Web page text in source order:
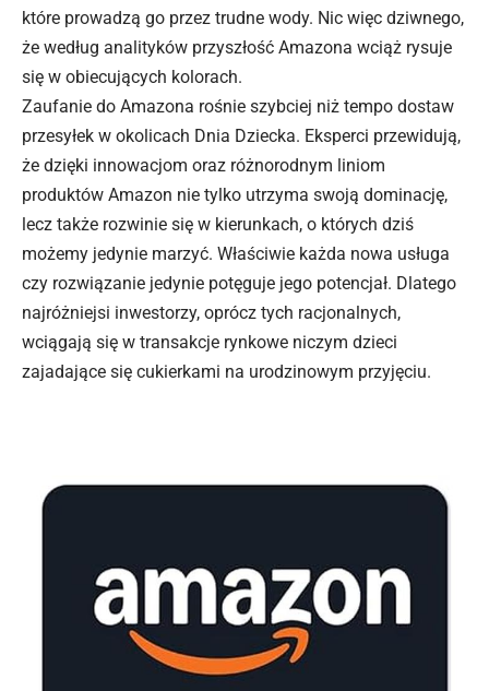
które prowadzą go przez trudne wody. Nic więc dziwnego,
że według analityków przyszłość Amazona wciąż rysuje
się w obiecujących kolorach.
Zaufanie do Amazona rośnie szybciej niż tempo dostaw
przesyłek w okolicach Dnia Dziecka. Eksperci przewidują,
że dzięki innowacjom oraz różnorodnym liniom
produktów Amazon nie tylko utrzyma swoją dominację,
lecz także rozwinie się w kierunkach, o których dziś
możemy jedynie marzyć. Właściwie każda nowa usługa
czy rozwiązanie jedynie potęguje jego potencjał. Dlatego
najróżniejsi inwestorzy, oprócz tych racjonalnych,
wciągają się w transakcje rynkowe niczym dzieci
zajadające się cukierkami na urodzinowym przyjęciu.